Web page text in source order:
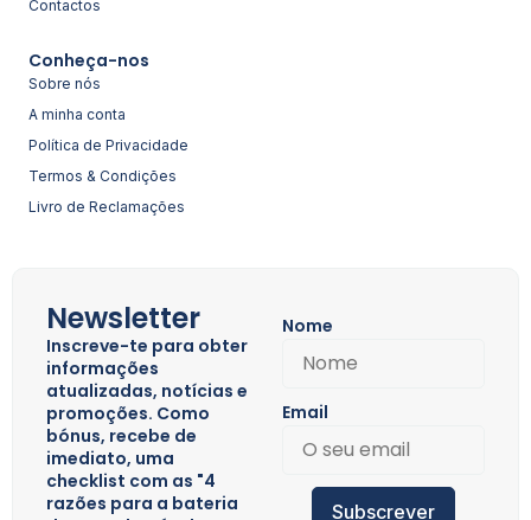
Contactos
Conheça-nos
Sobre nós
A minha conta
Política de Privacidade
Termos & Condições
Livro de Reclamações
Newsletter
Inscreve-te para obter
informações
atualizadas, notícias e
promoções. Como
bónus, recebe de
imediato, uma
checklist com as "4
razões para a bateria
Nome
Email
Subscrever